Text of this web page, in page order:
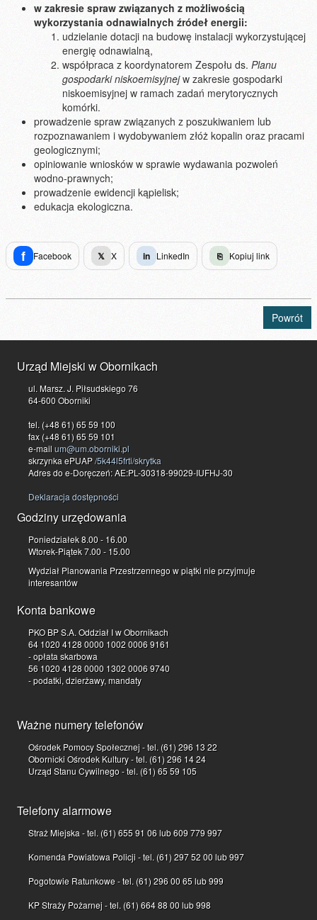
w zakresie spraw związanych z możliwością
wykorzystania odnawialnych źródeł energii:
udzielanie dotacji na budowę instalacji wykorzystującej
energię odnawialną,
współpraca z koordynatorem Zespołu ds. Planu
gospodarki niskoemisyjnejw zakresie gospodarki
niskoemisyjnej w ramach zadań merytorycznych
komórki.
prowadzenie spraw związanych z poszukiwaniem lub
rozpoznawaniem i wydobywaniem złóż kopalin oraz pracami
geologicznymi;
opiniowanie wniosków w sprawie wydawania pozwoleń
wodno-prawnych;
prowadzenie ewidencji kąpielisk;
edukacja ekologiczna.
f Facebook 𝕏 X in LinkedIn ⎘ Kopiuj link
Powrót
Urząd Miejski w Obornikach
ul. Marsz. J. Piłsudskiego 76
64-600 Oborniki
tel. (+48 61) 65 59 100
fax (+48 61) 65 59 101
e-mailum@um.oborniki.pl
skrzynka ePUAP/5k44l5frti/skrytka
Adres do e-Doręczeń: AE:PL-30318-99029-IUFHJ-30
Deklaracja dostępności
Godziny urzędowania
Poniedziałek 8.00 - 16.00
Wtorek-Piątek 7.00 - 15.00
Wydział Planowania Przestrzennego w piątki nie przyjmuje
interesantów
Konta bankowe
PKO BP S.A. Oddział I w Obornikach
64 1020 4128 0000 1002 0006 9161
- opłata skarbowa
56 1020 4128 0000 1302 0006 9740
- podatki, dzierżawy, mandaty
Ważne numery telefonów
Ośrodek Pomocy Społecznej - tel. (61) 296 13 22
Obornicki Ośrodek Kultury - tel. (61) 296 14 24
Urząd Stanu Cywilnego - tel. (61) 65 59 105
Telefony alarmowe
Straż Miejska - tel. (61) 655 91 06 lub 609 779 997
Komenda Powiatowa Policji - tel. (61) 297 52 00 lub 997
Pogotowie Ratunkowe - tel. (61) 296 00 65 lub 999
KP Straży Pożarnej - tel. (61) 664 88 00 lub 998